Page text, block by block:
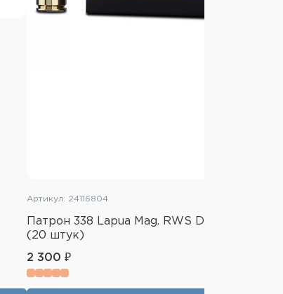
Артикул: 24116804
Патрон 338 Lapua Mag. RWS DN Target Elit
(20 штук)
2 300 ₽